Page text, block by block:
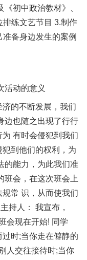
《初中政治教材》、
排练文艺节目 3.制作
备身边发生的案例
活动的意义
的不断发展，我们
边也随之出现了行行
有时会侵犯到我们
到他们的权利，为
的能力，为此我们准
班会，在这次班会上
常 识，从而使我们
持人： 我宣布，
会现在开始! 同学
时;当你走在僻静的
人交往接待时;当你